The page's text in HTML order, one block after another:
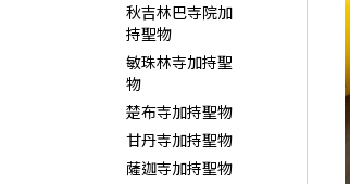
秋吉林巴寺院加
持聖物
敏珠林寺加持聖
物
楚布寺加持聖物
甘丹寺加持聖物
薩迦寺加持聖物